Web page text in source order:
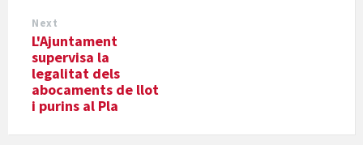
Next
L'Ajuntament
supervisa la
legalitat dels
abocaments de llot
i purins al Pla